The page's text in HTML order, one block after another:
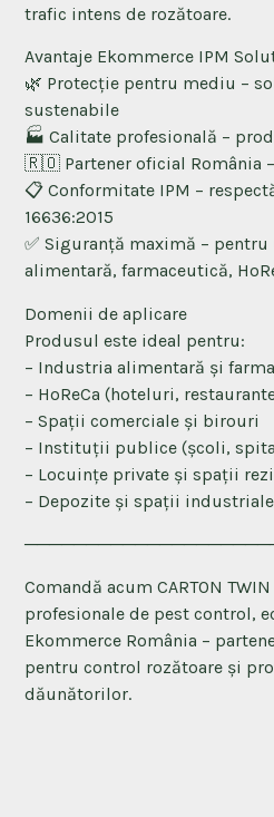
trafic intens de rozătoare.
Avantaje Ekommerce IPM
🌿 Protecție pentru mediu –
sustenabile
🏭 Calitate profesională –
🇷🇴 Partener oficial România
📋 Conformitate IPM –
16636:2015
✅ Siguranță maximă –
alimentară, farmaceutică,
Domenii de aplicare
Produsul este ideal pentru:
– Industria alimentară și
– HoReCa (hoteluri,
– Spații comerciale și birouri
– Instituții publice (școli,
– Locuințe private și spații
– Depozite și spații industriale
Comandă acum CARTON
profesionale de pest control,
Ekommerce România –
pentru control rozătoare și
dăunătorilor.